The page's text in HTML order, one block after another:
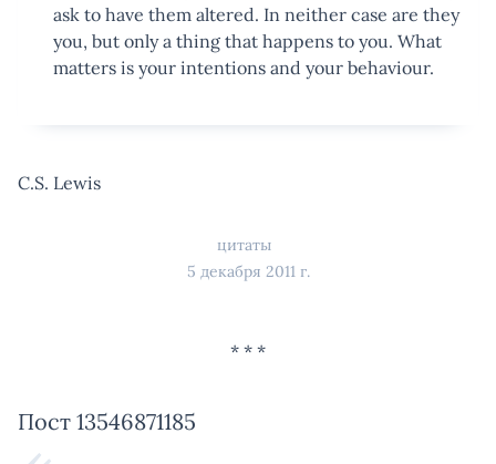
ask to have them altered. In neither case are they
you, but only a thing that happens to you. What
matters is your intentions and your behaviour.
C.S. Lewis
цитаты
5 декабря 2011 г.
Пост 13546871185